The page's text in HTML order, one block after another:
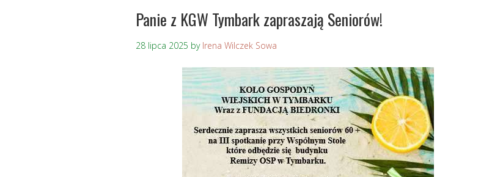
Panie z KGW Tymbark zapraszają Seniorów!
28 lipca 2025 by Irena Wilczek Sowa